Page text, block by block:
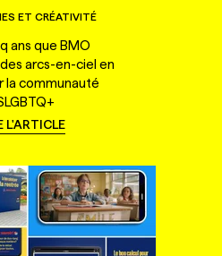
ET CRÉATIVITÉ
ans que BMO
arcs-en-ciel en
la communauté
L'ARTICLE